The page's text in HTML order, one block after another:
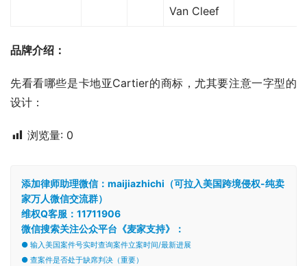
Van Cleef
品牌介绍：
先看看哪些是卡地亚Cartier的商标，尤其要注意一字型的
设计：
浏览量: 0
添加律师助理微信：maijiazhichi（可拉入美国跨境侵权-纯卖
家万人微信交流群）
维权Q客服：11711906
微信搜索关注公众平台《麦家支持》：
● 输入美国案件号实时查询案件立案时间/最新进展
● 查案件是否处于缺席判决（重要）